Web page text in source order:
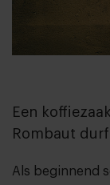
Een
Rombaut
Als beginnend